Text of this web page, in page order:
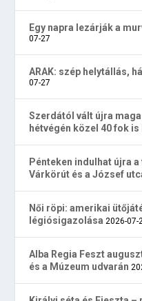
Egy napra lezárják a
07-27
ARAK: szép helytállás,
07-27
Szerdától vált újra
hétvégén közel 40 fok is
Pénteken indulhat újra
Várkörút és a József
Női röpi: amerikai
légiósigazolása 2026-07-
Alba Regia Feszt
és a Múzeum udvarán